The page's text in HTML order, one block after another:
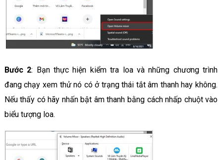
Bước 2: Bạn thực hiện kiểm tra loa và những chương trình
đang chạy xem thử nó có ở trạng thái tắt âm thanh hay không.
Nếu thấy có hãy nhấn bật âm thanh bằng cách nhấp chuột vào
biểu tượng loa.